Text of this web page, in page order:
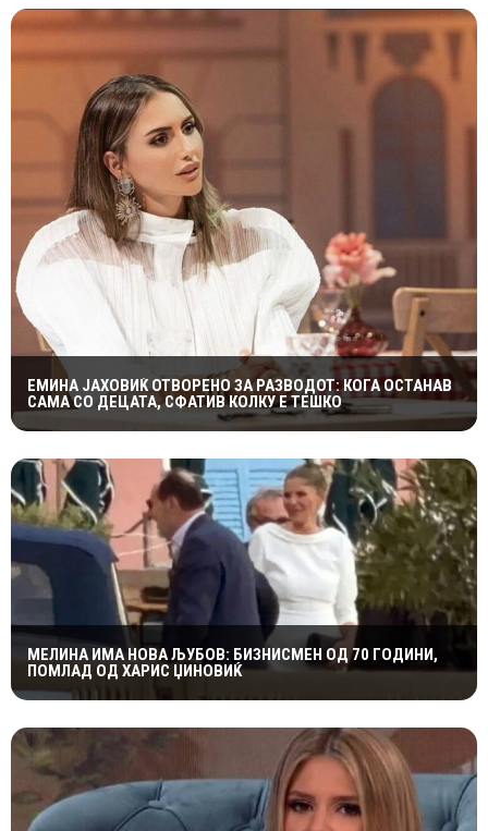
ЕМИНА ЈАХОВИЌ ОТВОРЕНО ЗА РАЗВОДОТ: КОГА ОСТАНАВ
САМА СО ДЕЦАТА, СФАТИВ КОЛКУ Е ТЕШКО
МЕЛИНА ИМА НОВА ЉУБОВ: БИЗНИСМЕН ОД 70 ГОДИНИ,
ПОМЛАД ОД ХАРИС ЏИНОВИЌ